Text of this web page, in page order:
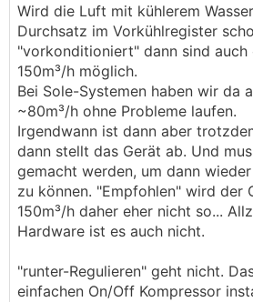
Wird die Luft mit kühlerem
Durchsatz im Vorkühlregister
"vorkonditioniert" dann sind auch
150m³/h möglich.
Bei Sole-Systemen haben wir da
~80m³/h ohne Probleme laufen.
Irgendwann ist dann aber
dann stellt das Gerät ab. Und
gemacht werden, um dann
zu können. "Empfohlen" wird der
150m³/h daher eher nicht so...
Hardware ist es auch nicht.
"runter-Regulieren" geht nicht.
einfachen On/Off Kompressor